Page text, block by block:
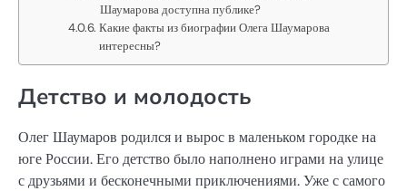
Шаумарова доступна публике?
Какие факты из биографии Олега Шаумарова
интересны?
Детство и молодость
Олег Шаумаров родился и вырос в маленьком городке на
юге России. Его детство было наполнено играми на улице
с друзьями и бесконечными приключениями. Уже с самого